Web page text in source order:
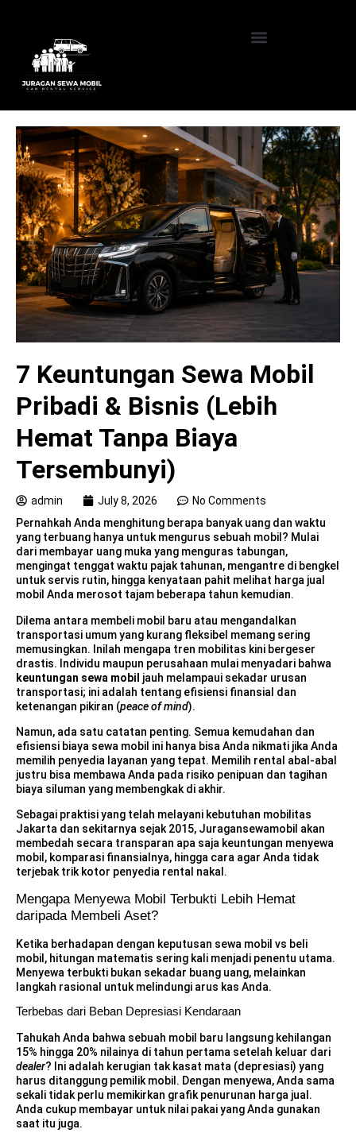
7 Keuntungan Sewa Mobil
Pribadi & Bisnis (Lebih
Hemat Tanpa Biaya
Tersembunyi)
admin July 8, 2026
No Comments
Pernahkah Anda menghitung berapa banyak uang dan waktu
yang terbuang hanya untuk mengurus sebuah mobil? Mulai
dari membayar uang muka yang menguras tabungan,
mengingat tenggat waktu pajak tahunan, mengantre di bengkel
untuk servis rutin, hingga kenyataan pahit melihat harga jual
mobil Anda merosot tajam beberapa tahun kemudian.
Dilema antara membeli mobil baru atau mengandalkan
transportasi umum yang kurang fleksibel memang sering
memusingkan. Inilah mengapa tren mobilitas kini bergeser
drastis. Individu maupun perusahaan mulai menyadari bahwa
keuntungan sewa mobil jauh melampaui sekadar urusan
transportasi; ini adalah tentang efisiensi finansial dan
ketenangan pikiran (peace of mind).
Namun, ada satu catatan penting. Semua kemudahan dan
efisiensi biaya sewa mobil ini hanya bisa Anda nikmati jika Anda
memilih penyedia layanan yang tepat. Memilih rental abal-abal
justru bisa membawa Anda pada risiko penipuan dan tagihan
biaya siluman yang membengkak di akhir.
Sebagai praktisi yang telah melayani kebutuhan mobilitas
Jakarta dan sekitarnya sejak 2015, Juragansewamobil akan
membedah secara transparan apa saja keuntungan menyewa
mobil, komparasi finansialnya, hingga cara agar Anda tidak
terjebak trik kotor penyedia rental nakal.
Mengapa Menyewa Mobil Terbukti Lebih Hemat
daripada Membeli Aset?
Ketika berhadapan dengan keputusan sewa mobil vs beli
mobil, hitungan matematis sering kali menjadi penentu utama.
Menyewa terbukti bukan sekadar buang uang, melainkan
langkah rasional untuk melindungi arus kas Anda.
Terbebas dari Beban Depresiasi Kendaraan
Tahukah Anda bahwa sebuah mobil baru langsung kehilangan
15% hingga 20% nilainya di tahun pertama setelah keluar dari
dealer? Ini adalah kerugian tak kasat mata (depresiasi) yang
harus ditanggung pemilik mobil. Dengan menyewa, Anda sama
sekali tidak perlu memikirkan grafik penurunan harga jual.
Anda cukup membayar untuk nilai pakai yang Anda gunakan
saat itu juga.